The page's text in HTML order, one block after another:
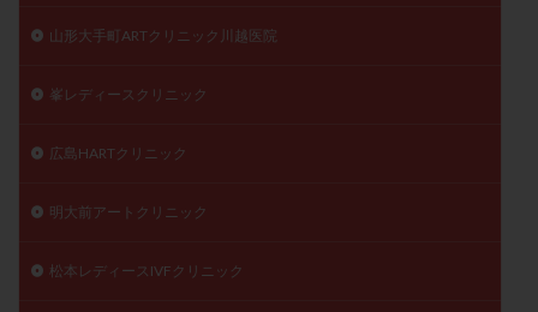
山形大手町ARTクリニック川越医院
峯レディースクリニック
広島HARTクリニック
明大前アートクリニック
松本レディースIVFクリニック